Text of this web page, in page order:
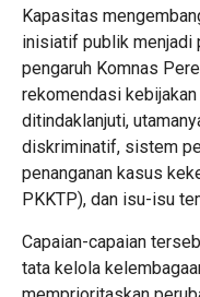
‎Kapasitas
inisiatif publik menjadi
pengaruh Komnas
rekomendasi
ditindaklanjuti,
diskriminatif, sistem
penanganan kasus
PKKTP), dan isu-isu
‎Capaian-capaian
tata kelola